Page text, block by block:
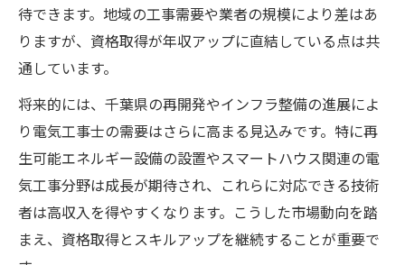
待できます。地域の工事需要や業者の規模により差はあ
りますが、資格取得が年収アップに直結している点は共
通しています。
将来的には、千葉県の再開発やインフラ整備の進展によ
り電気工事士の需要はさらに高まる見込みです。特に再
生可能エネルギー設備の設置やスマートハウス関連の電
気工事分野は成長が期待され、これらに対応できる技術
者は高収入を得やすくなります。こうした市場動向を踏
まえ、資格取得とスキルアップを継続することが重要で